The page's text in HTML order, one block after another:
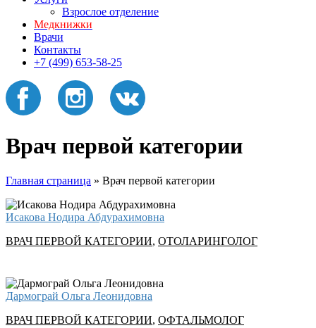
Взрослое отделение
Медкнижки
Врачи
Контакты
+7 (499) 653-58-25
Врач первой категории
Главная страница » Врач первой категории
Исакова Нодира Абдурахимовна
ВРАЧ ПЕРВОЙ КАТЕГОРИИ, ОТОЛАРИНГОЛОГ
Дармограй Ольга Леонидовна
ВРАЧ ПЕРВОЙ КАТЕГОРИИ, ОФТАЛЬМОЛОГ